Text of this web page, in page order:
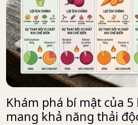
Khám phá bí mật của 5
mang khả năng thải